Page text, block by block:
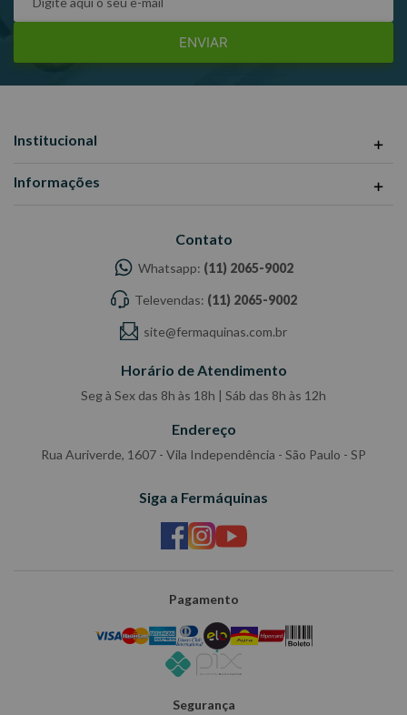
ENVIAR
Institucional
Informações
Contato
Whatsapp: (11) 2065-9002
Televendas: (11) 2065-9002
site@fermaquinas.com.br
Horário de Atendimento
Seg à Sex das 8h às 18h | Sáb das 8h às 12h
Endereço
Rua Auriverde, 1607 - Vila Independência - São Paulo - SP
Siga a Fermáquinas
Pagamento
Segurança